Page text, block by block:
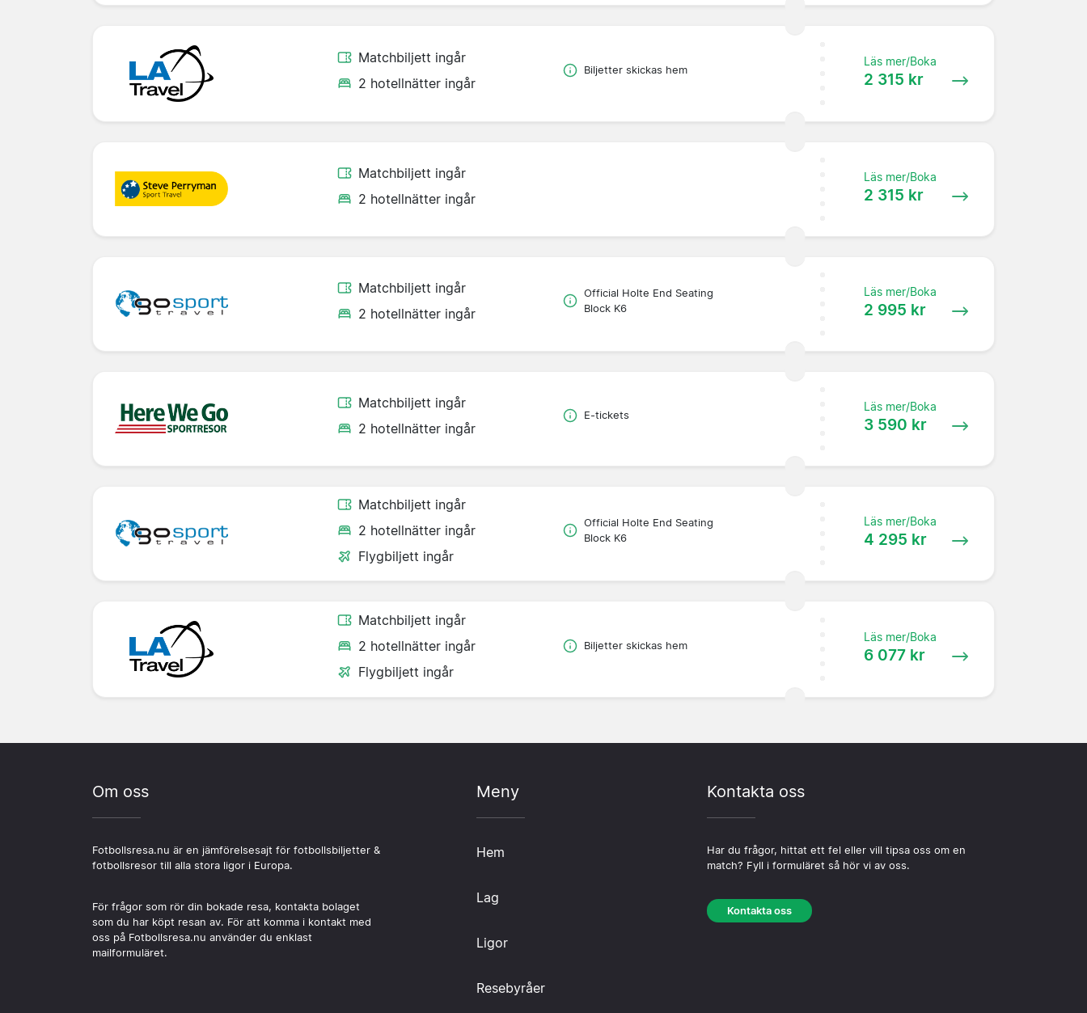
Matchbiljett ingår
2 hotellnätter ingår
Biljetter skickas hem
Läs mer/Boka
2 315 kr
Matchbiljett ingår
2 hotellnätter ingår
Läs mer/Boka
2 315 kr
Matchbiljett ingår
2 hotellnätter ingår
Official Holte End Seating
Block K6
Läs mer/Boka
2 995 kr
Matchbiljett ingår
2 hotellnätter ingår
E-tickets
Läs mer/Boka
3 590 kr
Matchbiljett ingår
2 hotellnätter ingår
Flygbiljett ingår
Official Holte End Seating
Block K6
Läs mer/Boka
4 295 kr
Matchbiljett ingår
2 hotellnätter ingår
Flygbiljett ingår
Biljetter skickas hem
Läs mer/Boka
6 077 kr
Om oss
Fotbollsresa.nu är en jämförelsesajt för fotbollsbiljetter &
fotbollsresor till alla stora ligor i Europa.
För frågor som rör din bokade resa, kontakta bolaget
som du har köpt resan av. För att komma i kontakt med
oss på Fotbollsresa.nu använder du enklast
mailformuläret.
Meny
Hem
Lag
Ligor
Resebyråer
Kontakta oss
Har du frågor, hittat ett fel eller vill tipsa oss om en
match? Fyll i formuläret så hör vi av oss.
Kontakta oss